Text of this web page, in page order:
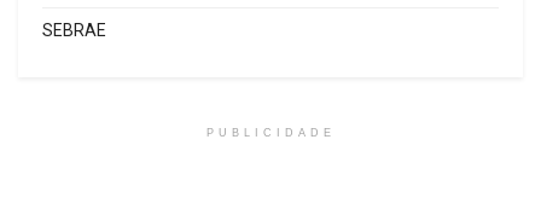
SEBRAE
PUBLICIDADE